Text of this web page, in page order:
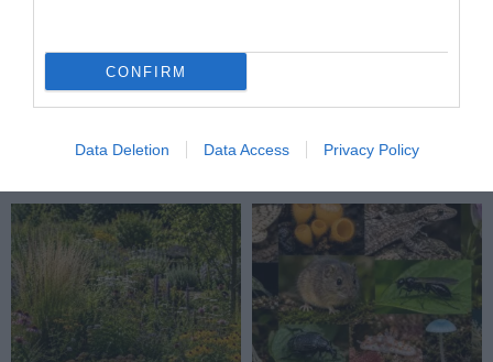
CONFIRM
Data Deletion Data Access Privacy Policy
KIRÁNDULÁS PANNONHALMA
KÖRNYÉKÉN: TERMÉSZET,
SZŐLŐ ÉS KOMLÓ
FEDŐ, ÉS MI TÖRTÉNIK
2026-08-03